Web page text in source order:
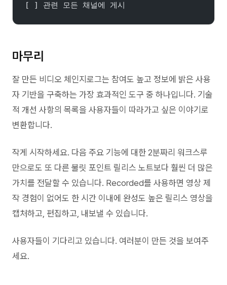
[ ] 관련 모든 채널에 게시
마무리
잘 만든 비디오 체인지로그는 참여도 높고 정보에 밝은 사용
자 기반을 구축하는 가장 효과적인 도구 중 하나입니다. 기술
적 개선 사항의 목록을 사용자들이 따라가고 싶은 이야기로
변환합니다.
작게 시작하세요. 다음 주요 기능에 대한 2분짜리 워크스루
만으로도 또 다른 불릿 포인트 릴리스 노트보다 훨씬 더 많은
가치를 전달할 수 있습니다. Recorded를 사용하면 영상 제
작 경험이 없어도 한 시간 이내에 완성도 높은 릴리스 영상을
캡처하고, 편집하고, 내보낼 수 있습니다.
사용자들이 기다리고 있습니다. 여러분이 만든 것을 보여주
세요.